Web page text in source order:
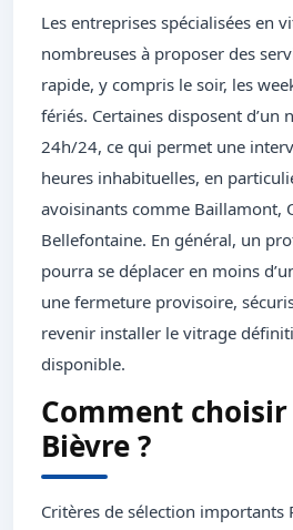
Les entreprises spécialisées en
nombreuses à proposer des
rapide, y compris le soir, les
fériés. Certaines disposent d’un
24h/24, ce qui permet une
heures inhabituelles, en
avoisinants comme Baillamont,
Bellefontaine. En général, un
pourra se déplacer en moins
une fermeture provisoire,
revenir installer le vitrage
disponible.
Comment
Bièvre ?
Critères de sélection importants